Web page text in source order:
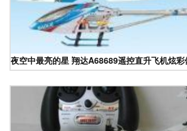
夜空中最亮的星 翔达A68689遥控直升飞机炫彩